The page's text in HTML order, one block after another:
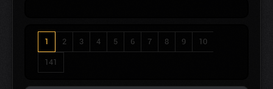
1 2 3 4 5 6 7 8 9 10
141